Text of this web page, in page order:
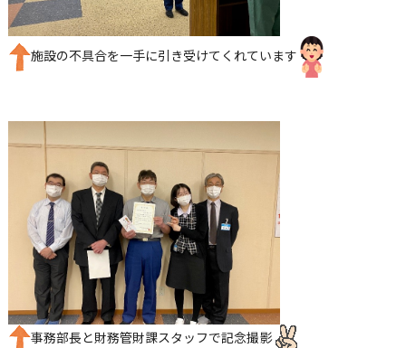
施設の不具合を一手に引き受けてくれています
事務部長と財務管財課スタッフで記念撮影